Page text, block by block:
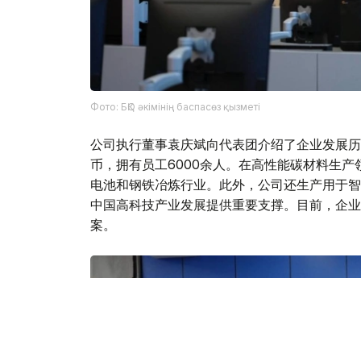
Фото: БҚО әкімінің баспасөз қызметі
公司执行董事袁庆斌向代表团介绍了企业发展
币，拥有员工6000余人。在高性能碳材料生
电池和钢铁冶炼行业。此外，公司还生产用于
中国高科技产业发展提供重要支撑。目前，企
案。